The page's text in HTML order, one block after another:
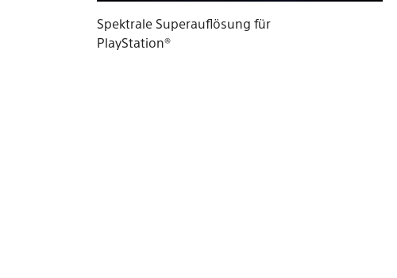
Spektrale Superauflösung für
PlayStation®